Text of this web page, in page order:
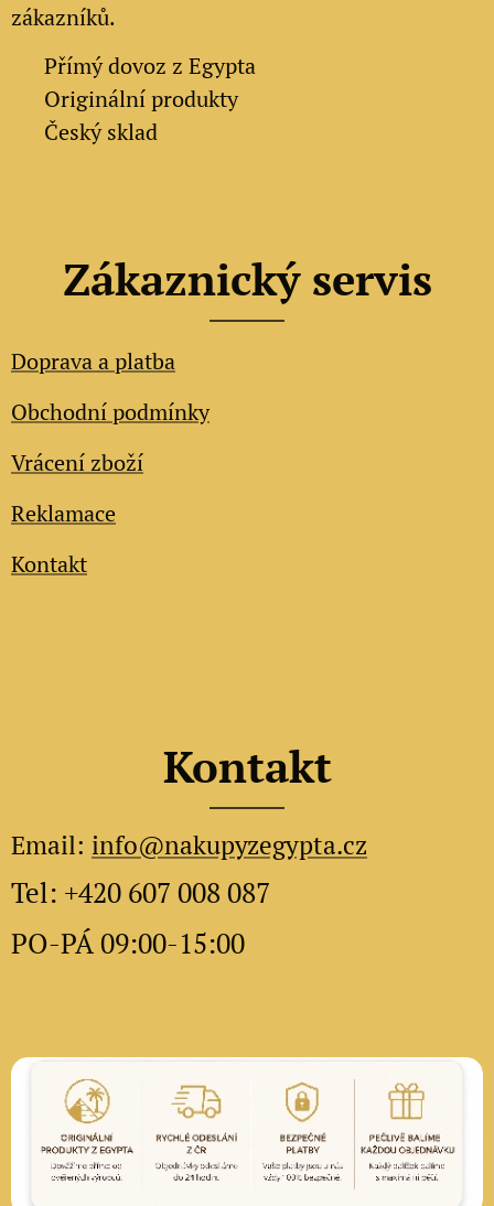
zákazníků.
Přímý dovoz z Egypta
Originální produkty
✔ Český sklad
Zákaznický servis
Doprava a platba
Obchodní podmínky
Vrácení zboží
Reklamace
Kontakt
Kontakt
Email: info@nakupyzegypta.cz
Tel: +420 607 008 087
PO-PÁ 09:00-15:00